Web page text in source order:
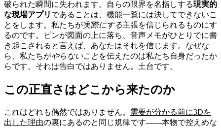
破られた瞬間に失われます。自らの限界を名指しする現実的
な現場アプリ であることは、機能一覧には決してできないこ
とをします。私たちが実際にする主張を信じられるものにす
るのです。ピンが図面の上に落ち、音声メモがひとりでに書
き起こされると言えば、あなたはそれを信じます。なぜな
ら、私たちがやらないことを伝えたのは私たち自身だったか
らです。それは告白ではありません。土台です。
この正直さはどこから来たのか
これはどれも偶然ではありません。 需要が分かる前に3Dを
出した理由の裏にあるのと同じ規律です——本物で控えめな